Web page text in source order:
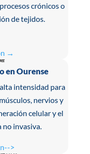
crónicos o
de tejidos.
→
en Ourense
intensidad para
nervios y
celular y el
no invasiva.
>